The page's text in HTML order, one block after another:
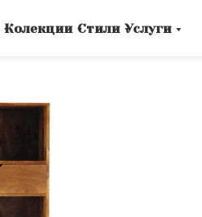
Колекции Стили Услуги